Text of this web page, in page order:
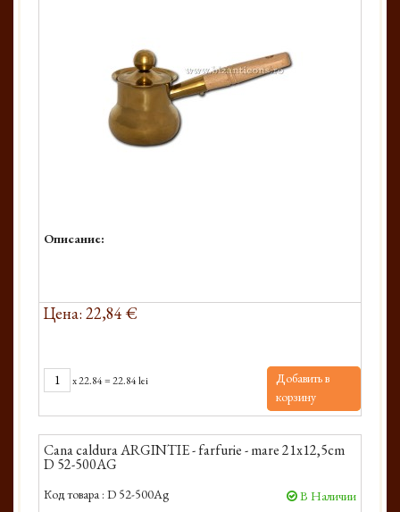
Описание:
Цена: 22,84 €
x22.84=22.84 lei
Добавить в
корзину
Cana caldura ARGINTIE - farfurie - mare 21x12,5cm
D 52-500AG
Код товара : D 52-500Ag В Наличии